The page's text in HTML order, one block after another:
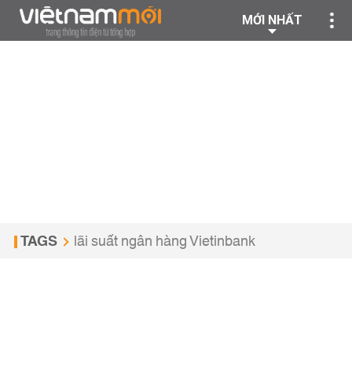
MỚI NHẤT
TAGS lãi suất ngân hàng Vietinbank